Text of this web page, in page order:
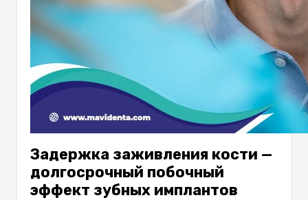
Задержка заживления кости —
долгосрочный побочный
эффект зубных имплантов